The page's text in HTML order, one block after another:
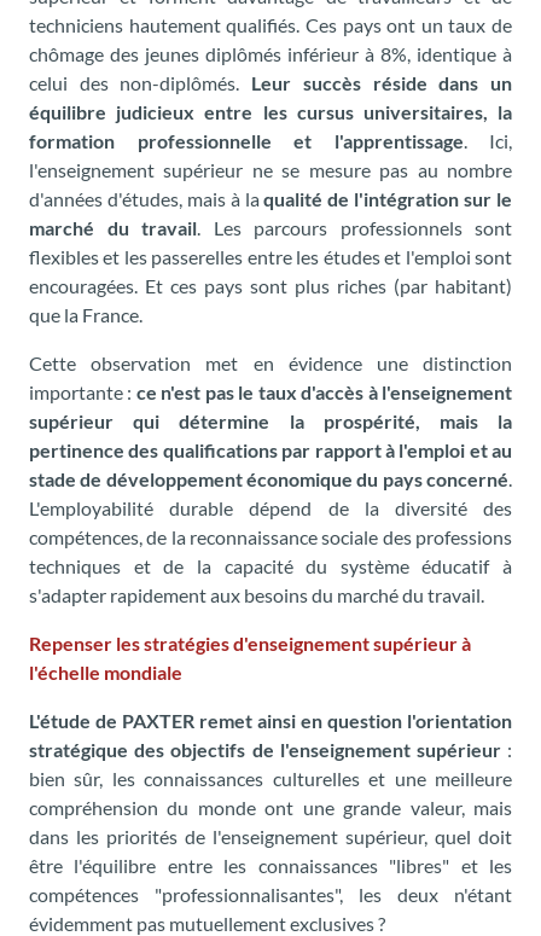
techniciens hautement qualifiés. Ces pays ont un taux de
chômage des jeunes diplômés inférieur à 8%, identique à
celui des non-diplômés. Leur succès réside dans un
équilibre judicieux entre les cursus universitaires, la
formation professionnelle et l'apprentissage. Ici,
l'enseignement supérieur ne se mesure pas au nombre
d'années d'études, mais à laqualité de l'intégration sur le
marché du travail. Les parcours professionnels sont
flexibles et les passerelles entre les études et l'emploi sont
encouragées. Et ces pays sont plus riches (par habitant)
que la France.
Cette observation met en évidence une distinction
importante : ce n'est pas le taux d'accès à l'enseignement
supérieur qui détermine la prospérité, mais la
pertinence des qualifications par rapport à l'emploi et au
stade de développement économique du pays concerné.
L'employabilité durable dépend de la diversité des
compétences, de la reconnaissance sociale des professions
techniques et de la capacité du système éducatif à
s'adapter rapidement aux besoins du marché du travail.
Repenser les stratégies d'enseignement supérieur à
l'échelle mondiale
L'étude de PAXTER remet ainsi en question l'orientation
stratégique des objectifs de l'enseignement supérieur:
bien sûr, les connaissances culturelles et une meilleure
compréhension du monde ont une grande valeur, mais
dans les priorités de l'enseignement supérieur, quel doit
être l'équilibre entre les connaissances "libres" et les
compétences "professionnalisantes", les deux n'étant
évidemment pas mutuellement exclusives ?